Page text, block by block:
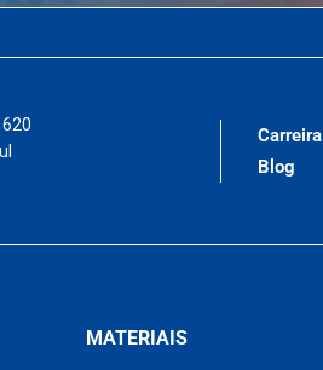
Carreira
Blog
MATERIAIS